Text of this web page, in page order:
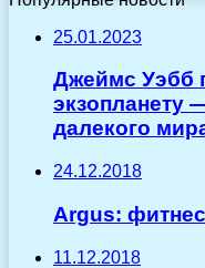
25.01.2023
Джеймс Уэбб
экзопланету
далекого
24.12.2018
Argus:
11.12.2018